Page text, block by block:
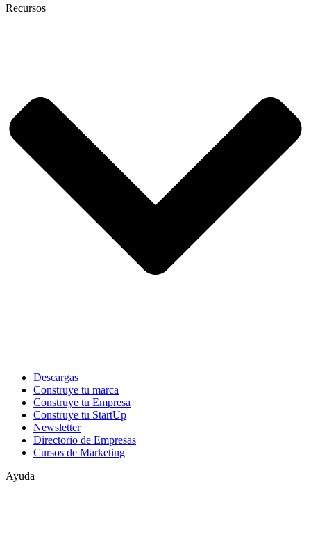
Recursos
Descargas
Construye tu marca
Construye tu Empresa
Construye tu StartUp
Newsletter
Directorio de Empresas
Cursos de Marketing
Ayuda